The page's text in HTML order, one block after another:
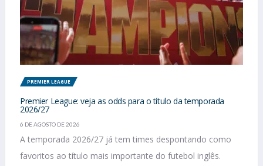
PREMIER LEAGUE
Premier League: veja as odds para o título da temporada
2026/27
6 DE AGOSTO DE 2026
A temporada 2026/27 já tem times despontando como
favoritos ao título mais importante do futebol inglês.